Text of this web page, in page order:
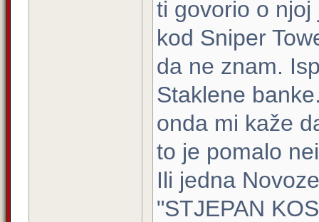
ti govorio o
kod Sniper
da ne znam.
Staklene
onda mi kaže
to je pomalo
Ili jedna
"STJEPAN